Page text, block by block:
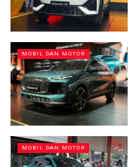
MOBIL DAN MOTOR
MOBIL DAN MOTOR